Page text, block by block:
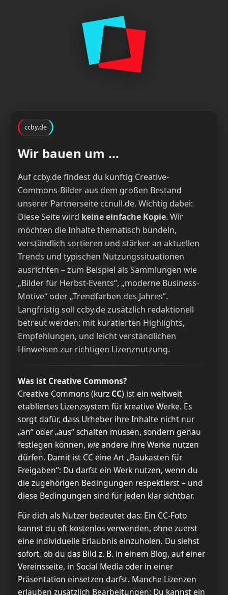
ccby.de
Wir bauen um ...
Auf ccby.de findest du künftig Creative-
Commons-Bilder aus dem großen Bestand
unserer Partnerseite ccnull.de. Wichtig dabei:
Diese Seite wird keine einfache Kopie. Wir
möchten die Inhalte thematisch bündeln,
verständlich sortieren und stärker an aktuellen
Trends und typischen Nutzungssituationen
ausrichten – zum Beispiel als Sammlungen wie
„Bilder für Herbst-Events“, „moderne Business-
Motive“ oder „Trendfarben des Jahres“.
Langfristig soll ccby.de zusätzlich redaktionell
betreut werden: mit kuratierten Highlights,
Empfehlungen, und leicht verständlichen
Hinweisen zur richtigen Lizenznutzung.
Was ist Creative Commons?
Creative Commons (kurz CC) ist ein weltweit
etabliertes Lizenzsystem für kreative Werke. Es
sorgt dafür, dass Urheber ihre Inhalte nicht nur
„an“ oder „aus“ schalten müssen, sondern genau
festlegen können, wieandere ihre Werke nutzen
dürfen. Damit ist CC eine Art „Baukasten für
Freigaben“: Du darfst ein Werk nutzen, wenn du
die zugehörigen Bedingungen respektierst – und
diese Bedingungen sind für jeden klar sichtbar.
Für dich als Nutzer bedeutet das: Ein CC-Foto
kannst du oft kostenlos verwenden, ohne zuerst
eine individuelle Erlaubnis einzuholen. Du siehst
sofort, ob du das Bild z. B. in einem Blog, auf einer
Vereinsseite, in Social Media oder in einer
Präsentation einsetzen darfst. Manche Lizenzen
erlauben zusätzlich Bearbeitungen: Du kannst ein